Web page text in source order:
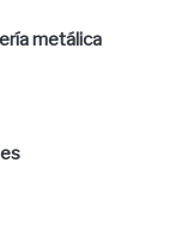
metálica